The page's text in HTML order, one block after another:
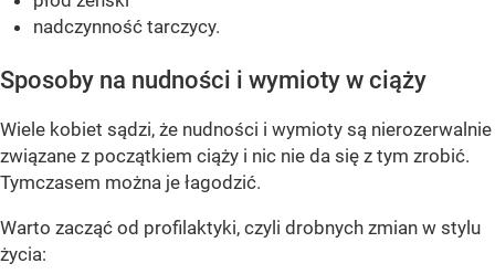
nadczynność tarczycy.
Sposoby na nudności i wymioty w ciąży
Wiele kobiet sądzi, że nudności i wymioty są nierozerwalnie
związane z początkiem ciąży i nic nie da się z tym zrobić.
Tymczasem można je łagodzić.
Warto zacząć od profilaktyki, czyli drobnych zmian w stylu
życia: